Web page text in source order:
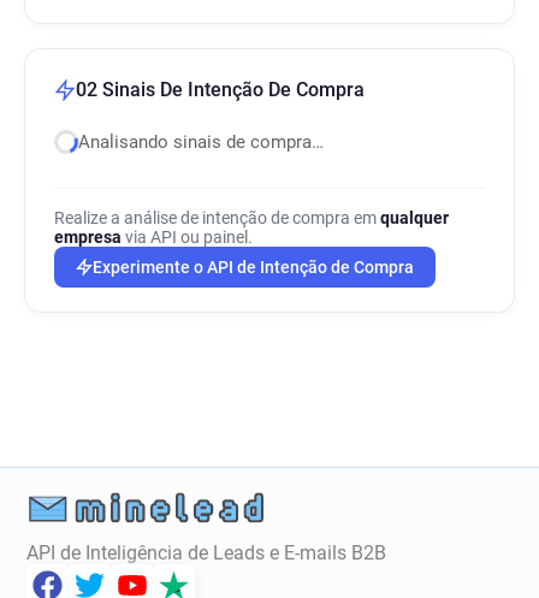
02 Sinais De Intenção De Compra
Analisando sinais de compra…
Realize a análise de intenção de compra emqualquer
empresa via API ou painel.
Experimente o API de Intenção de Compra
API de Inteligência de Leads e E-mails B2B